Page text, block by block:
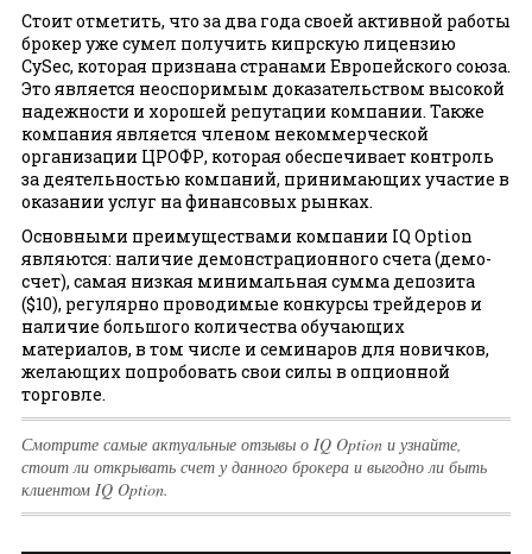
Стоит отметить, что за два года своей активной работы
брокер уже сумел получить кипрскую лицензию
CySec, которая признана странами Европейского союза.
Это является неоспоримым доказательством высокой
надежности и хорошей репутации компании. Также
компания является членом некоммерческой
организации ЦРОФР, которая обеспечивает контроль
за деятельностью компаний, принимающих участие в
оказании услуг на финансовых рынках.
Основными преимуществами компании IQ Option
являются: наличие демонстрационного счета (демо-
счет), самая низкая минимальная сумма депозита
($10), регулярно проводимые конкурсы трейдеров и
наличие большого количества обучающих
материалов, в том числе и семинаров для новичков,
желающих попробовать свои силы в опционной
торговле.
Смотрите самые актуальные отзывы о IQ Option и узнайте,
стоит ли открывать счет у данного брокера и выгодно ли быть
клиентом IQ Option.